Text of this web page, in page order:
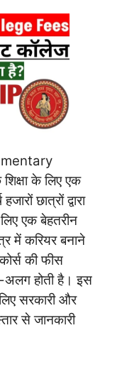
के लिए एक
छात्रों द्वारा
एक बेहतरीन
में करियर बनाने
की फीस
अलग होती है। इस
सरकारी और
से जानकारी